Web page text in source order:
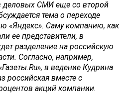
деловых СМИ еще со второй
тема о переходе
«Яндекс». Саму компанию, как
ее представители, в
разделение на российскую
Согласно, например,
в ведение Кудрина
российская вместе с
акций компании.